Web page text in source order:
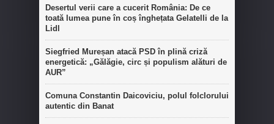
Desertul verii care a cucerit România: De ce
toată lumea pune în coș înghețata Gelatelli de la
Lidl
Siegfried Mureșan atacă PSD în plină criză
energetică: „Gălăgie, circ și populism alături de
AUR”
Comuna Constantin Daicoviciu, polul folclorului
autentic din Banat